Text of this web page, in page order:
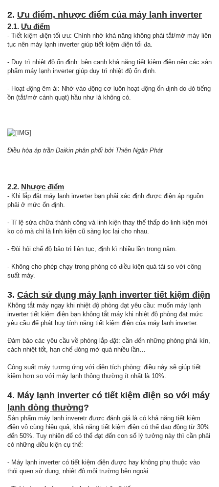
2. Ưu điểm, nhược điểm của máy lạnh inverter
2.1. Ưu điểm
- Tiết kiệm điện tối ưu: Chính nhờ khả năng không phải tắt/mở máy liên
tục nên máy lạnh inverter giúp tiết kiệm điện tối đa.
- Duy trì nhiệt độ ổn định: bên cạnh khả năng tiết kiệm điện nên các sản
phẩm máy lạnh inverter giúp duy trì nhiệt độ ổn định.
- Hoạt động êm ái: Nhờ vào động cơ luôn hoạt động ổn định do đó tiếng
ồn (tắt/mở cánh quạt) hầu như là không có.
Điều hòa áp trần Daikin phân phối bởi Thiên Ngân Phát
2.2. Nhược điểm
- Khi lắp đặt máy lạnh inverter bạn phải xác định được điện áp nguồn
phải ở mức ổn định.
- Tỉ lệ sửa chữa thành công và linh kiện thay thế thấp do linh kiện mới
ko có mà chỉ là linh kiện cũ sàng lọc lại cho nhau.
- Đòi hỏi chế độ bảo trì liên tục, định kì nhiều lần trong năm.
- Không cho phép chạy trong phòng có điều kiện quá tải so với công
suất máy.
3. Cách sử dụng máy lạnh inverter tiết kiệm điện
Không tắt máy ngay khi nhiệt độ phòng đạt yêu cầu: muốn máy lạnh
inverter tiết kiệm điện bạn không tắt máy khi nhiệt độ phòng đạt mức
yêu cầu để phát huy tính năng tiết kiệm điện của máy lạnh inverter.
Đảm bảo các yêu cầu về phòng lắp đặt: cần đến những phòng phải kín,
cách nhiệt tốt, hạn chế đóng mở quá nhiều lần…
Công suất máy tương ứng với diện tích phòng: điều này sẽ giúp tiết
kiệm hơn so với máy lạnh thông thường ít nhất là 10%.
4. Máy lạnh inverter có tiết kiệm điện so với máy
lạnh dòng thường?
Sản phẩm máy lạnh inveretr được đánh giá là có khả năng tiết kiệm
điện vô cùng hiệu quả, khả năng tiết kiệm điện có thể dao động từ 30%
đến 50%. Tuy nhiên để có thể đạt đến con số lý tưởng này thì cần phải
có những điều kiện cụ thể:
- Máy lạnh inverter có tiết kiệm điện được hay không phụ thuộc vào
thói quen sử dụng, nhiệt độ môi trường bên ngoài.